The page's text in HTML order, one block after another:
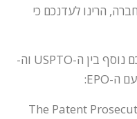
הרינו לעדנכם כי
אתמול (28 באפריל 2008) נחתם הסכם נוסף בין ה-USPTO וה-
"The Patent